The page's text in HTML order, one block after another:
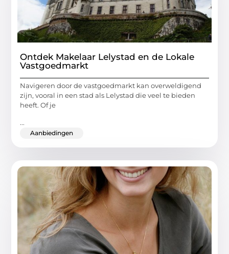
Ontdek Makelaar Lelystad en de Lokale
Vastgoedmarkt
Navigeren door de vastgoedmarkt kan overweldigend
zijn, vooral in een stad als Lelystad die veel te bieden
heeft. Of je
...
Aanbiedingen